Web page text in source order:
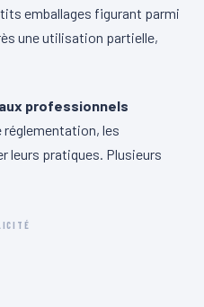
emballages figurant parmi
une utilisation partielle,
professionnels
réglementation, les
leurs pratiques. Plusieurs